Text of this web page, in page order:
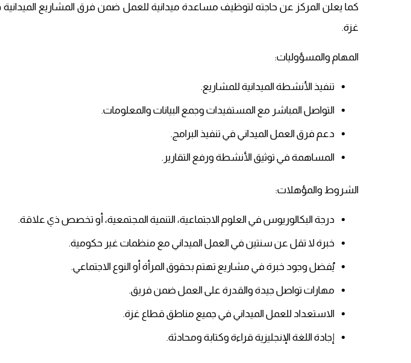
كما يعلن المركز عن حاجته لتوظيف مساعدة ميدانية للعمل ضمن فرق المشاريع
غزة.
المهام والمسؤوليات:
تنفيذ الأنشطة الميدانية للمشاريع.
التواصل المباشر مع المستفيدات وجمع البيانات والمعلومات.
دعم فرق العمل الميداني في تنفيذ البرامج.
المساهمة في توثيق الأنشطة ورفع التقارير.
الشروط والمؤهلات:
درجة البكالوريوس في العلوم الاجتماعية، التنمية المجتمعية، أو تخصص ذي علاقة.
خبرة لا تقل عن سنتين في العمل الميداني مع منظمات غير حكومية.
يُفضل وجود خبرة في مشاريع تهتم بحقوق المرأة أو النوع الاجتماعي.
مهارات تواصل جيدة والقدرة على العمل ضمن فريق.
الاستعداد للعمل الميداني في جميع مناطق قطاع غزة.
إجادة اللغة الإنجليزية قراءة وكتابة ومحادثة.